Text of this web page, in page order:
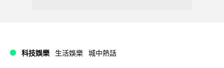
科技娛樂 生活娛樂 城中熱話